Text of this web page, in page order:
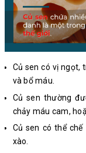
Củ sen có vị ngọt,
và bổ máu.
Củ sen thường
chảy máu cam,
Củ sen có thể
xào.